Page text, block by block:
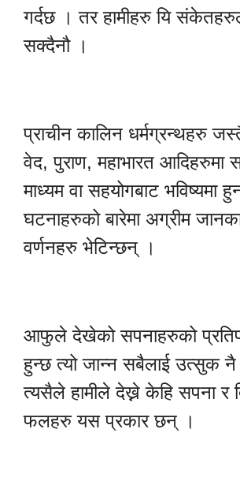
गर्दछ । तर हामीहरु यि
सक्दैनौ ।
प्राचीन कालिन धर्मग्रन्थहरु
वेद, पुराण, महाभारत आदिहरुमा
माध्यम वा सहयोगबाट भविष्यमा
घटनाहरुको बारेमा अग्रीम
वर्णनहरु भेटिन्छन् ।
आफुले देखेको सपनाहरुको
हुन्छ त्यो जान्न सबैलाई उत्सुक नै
त्यसैले हामीले देख्ने केहि सपना र
फलहरु यस प्रकार छन् ।